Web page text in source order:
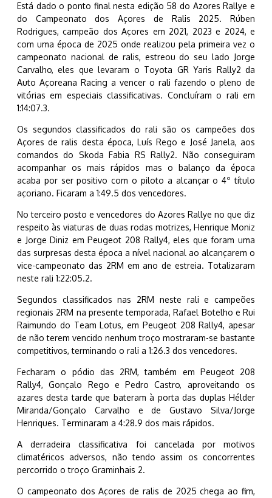
Está dado o ponto final nesta edição 58 do Azores Rallye e
do Campeonato dos Açores de Ralis 2025. Rúben
Rodrigues, campeão dos Açores em 2021, 2023 e 2024, e
com uma época de 2025 onde realizou pela primeira vez o
campeonato nacional de ralis, estreou do seu lado Jorge
Carvalho, eles que levaram o Toyota GR Yaris Rally2 da
Auto Açoreana Racing a vencer o rali fazendo o pleno de
vitórias em especiais classificativas. Concluíram o rali em
1:14:07.3.
Os segundos classificados do rali são os campeões dos
Açores de ralis desta época, Luís Rego e José Janela, aos
comandos do Skoda Fabia RS Rally2. Não conseguiram
acompanhar os mais rápidos mas o balanço da época
acaba por ser positivo com o piloto a alcançar o 4º título
açoriano. Ficaram a 1:49.5 dos vencedores.
No terceiro posto e vencedores do Azores Rallye no que diz
respeito às viaturas de duas rodas motrizes, Henrique Moniz
e Jorge Diniz em Peugeot 208 Rally4, eles que foram uma
das surpresas desta época a nível nacional ao alcançarem o
vice-campeonato das 2RM em ano de estreia. Totalizaram
neste rali 1:22:05.2.
Segundos classificados nas 2RM neste rali e campeões
regionais 2RM na presente temporada, Rafael Botelho e Rui
Raimundo do Team Lotus, em Peugeot 208 Rally4, apesar
de não terem vencido nenhum troço mostraram-se bastante
competitivos, terminando o rali a 1:26.3 dos vencedores.
Fecharam o pódio das 2RM, também em Peugeot 208
Rally4, Gonçalo Rego e Pedro Castro, aproveitando os
azares desta tarde que bateram à porta das duplas Hélder
Miranda/Gonçalo Carvalho e de Gustavo Silva/Jorge
Henriques. Terminaram a 4:28.9 dos mais rápidos.
A derradeira classificativa foi cancelada por motivos
climatéricos adversos, não tendo assim os concorrentes
percorrido o troço Graminhais 2.
O campeonato dos Açores de ralis de 2025 chega ao fim,